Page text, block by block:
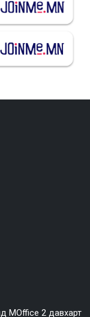
MOffice 2 давхарт